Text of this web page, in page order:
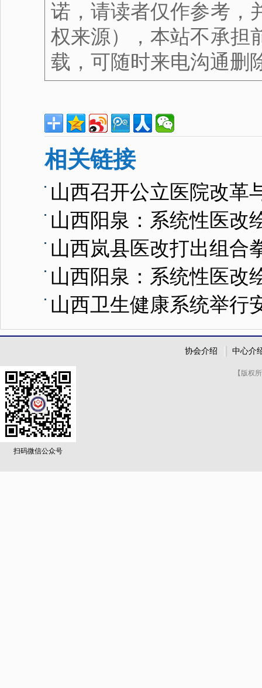
诺，请读者仅作参考，
权来源），本站不承担
载，可随时来电沟通删
相关链接
山西召开公立医院改革
山西阳泉：系统性医改
山西岚县医改打出组合
山西阳泉：系统性医改
山西卫生健康系统举行
协会介绍 中心介
扫码微信公众号
【版权